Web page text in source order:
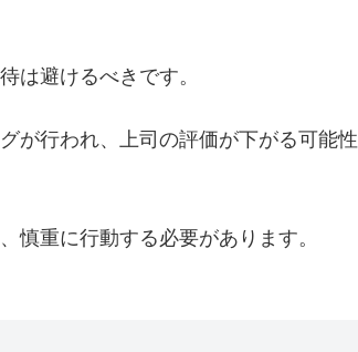
は避けるべきです。
が行われ、上司の評価が下がる可能性
慎重に行動する必要があります。